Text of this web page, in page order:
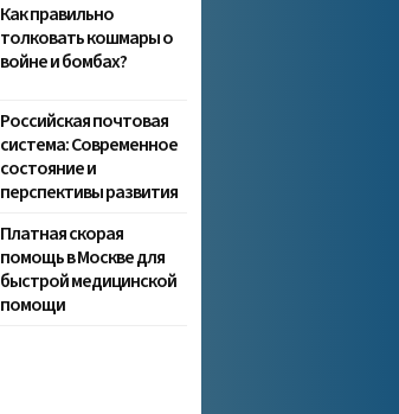
Как правильно
толковать кошмары о
войне и бомбах?
Российская почтовая
система: Современное
состояние и
перспективы развития
Платная скорая
помощь в Москве для
быстрой медицинской
помощи